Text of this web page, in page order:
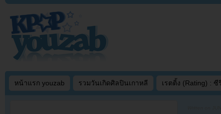
หน้าแรก youzab รวมวันเกิดศิลปินเกาหลี เรตติ้ง (Rating) : ซี